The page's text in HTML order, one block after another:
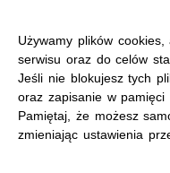
Używamy plików
serwisu oraz do celów
Jeśli nie blokujesz tych
oraz zapisanie w pamięci
Pamiętaj, że możesz
zmieniając ustawienia